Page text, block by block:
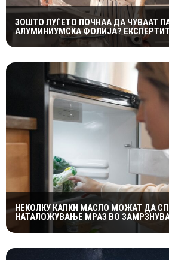
ЗОШТО ЛУЃЕТО ПОЧНАА ДА ЧУВААТ
АЛУМИНИУМСКА ФОЛИЈА?
ТРИКОТ НАВИСТИНА ФУНКЦИОНИРА
НЕКОЛКУ КАПКИ МАСЛО МОЖАТ ДА
НАТАЛОЖУВАЊЕ МРАЗ ВО
ФУНКЦИОНИРА ЕДНОСТАВНИОТ ТРИК